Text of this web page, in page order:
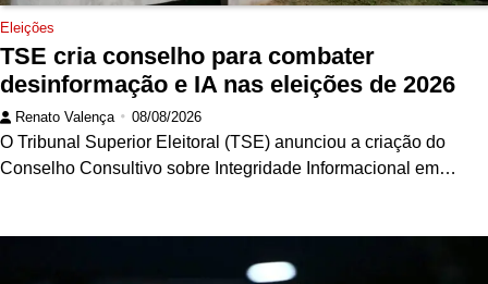
Eleições
TSE cria conselho para combater
desinformação e IA nas eleições de 2026
Renato Valença 08/08/2026
O Tribunal Superior Eleitoral (TSE) anunciou a criação do
Conselho Consultivo sobre Integridade Informacional em…